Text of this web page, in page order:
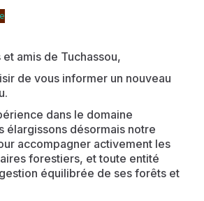
amis de Tuchassou,
de vous informer un nouveau
dans le domaine
élargissons désormais notre
accompagner activement les
forestiers, et toute entité
équilibrée de ses forêts et